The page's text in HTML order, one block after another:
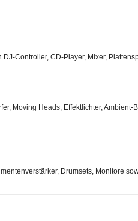
CD‑Player, Mixer,
Moving Heads, Effektlichter,
Drumsets, Monitore